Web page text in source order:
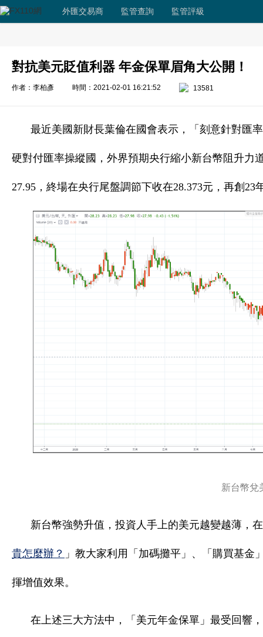
外匯交易商 監管查詢 監管評級
對抗美元貶值利器 年金保單眉角大公開！
作者：李柏彥 時間：2021-02-01 16:21:52 13581
最近美國新財長葉倫在國會表示，「刻意針對匯
硬對付匯率操縱國，外界預期央行縮小新台幣阻升力
27.95，終場在央行尾盤調節下收在28.373元，再創23
新台幣兌
新台幣強勢升值，投資人手上的美元越變越薄，
貴怎麼辦？ 」教大家利用「加碼攤平」、「購買基
揮增值效果。
在上述三大方法中，「美元年金保單」最受回響